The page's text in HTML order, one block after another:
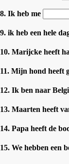
8. Ik heb me
9. ik heb een hele
10. Marijcke heeft
11. Mijn hond heeft
12. Ik ben naar
13. Maarten heeft
14. Papa heeft de
15. We hebben een